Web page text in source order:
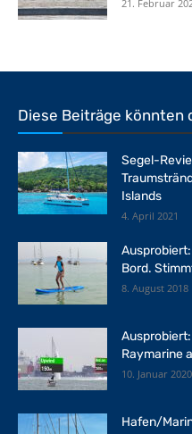
21. Februar
Diese Beiträge könnten
Segel-
Islands
4. April 2021
Bord.
8. August 2018
Raymarine
10. Januar 2020
Hafen/